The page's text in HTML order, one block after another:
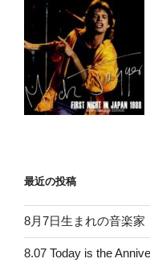
最近の投稿
8月7日生まれの音楽
8.07 Today is the